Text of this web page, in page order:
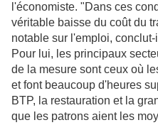
l'économiste. "Dans ces
véritable baisse du coût du
notable sur l'emploi, conclut-
Pour lui, les principaux
de la mesure sont ceux où
et font beaucoup d'heures
BTP, la restauration et la
que les patrons aient les